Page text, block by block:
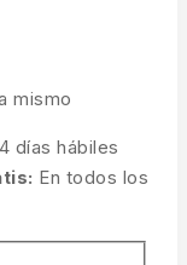
mismo
días hábiles
En todos los